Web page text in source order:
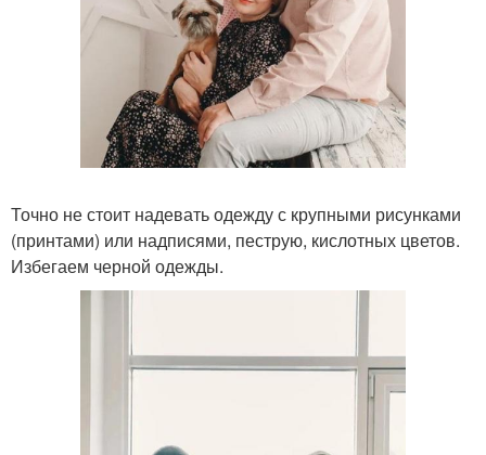
Точно не стоит надевать одежду с крупными рисунками
(принтами) или надписями, пеструю, кислотных цветов.
Избегаем черной одежды.